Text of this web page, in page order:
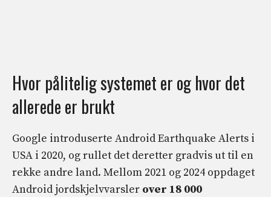
Hvor pålitelig systemet er og hvor det
allerede er brukt
Google introduserte Android Earthquake Alerts i
USA i 2020, og rullet det deretter gradvis ut til en
rekke andre land. Mellom 2021 og 2024 oppdaget
Android jordskjelvvarsler over 18 000